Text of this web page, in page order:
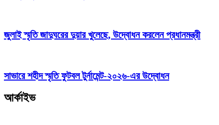
জুলাই স্মৃতি জাদুঘরের দুয়ার খুলেছে, উদ্বোধন করলেন প্রধানমন্ত্রী
সাভারে শহীদ স্মৃতি ফুটবল টুর্নামেন্ট-২০২৬-এর উদ্বোধন
আর্কাইভ